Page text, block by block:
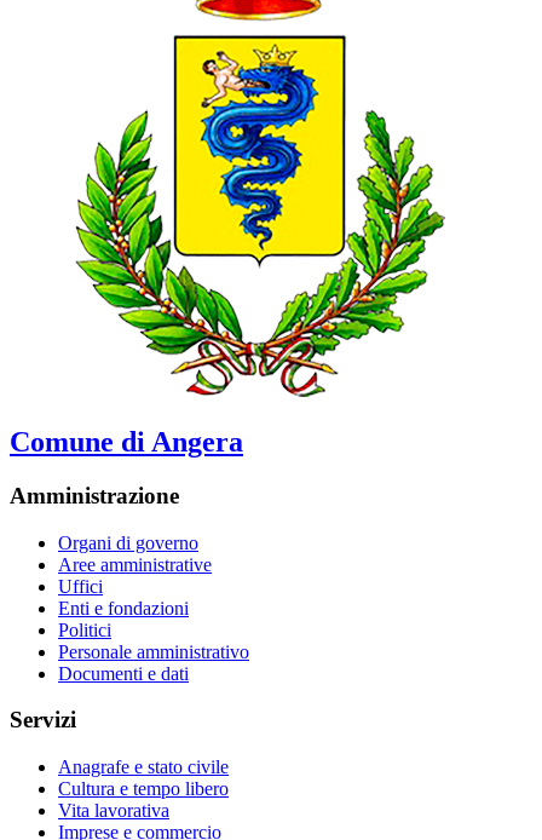
Comune di Angera
Amministrazione
Organi di governo
Aree amministrative
Uffici
Enti e fondazioni
Politici
Personale amministrativo
Documenti e dati
Servizi
Anagrafe e stato civile
Cultura e tempo libero
Vita lavorativa
Imprese e commercio